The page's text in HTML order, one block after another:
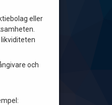
eller
och